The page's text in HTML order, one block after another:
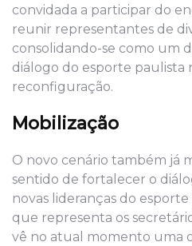
convidada a participar do
reunir representantes de
consolidando-se como um
diálogo do esporte paulista
reconfiguração.
Mobilização
O novo cenário também já
sentido de fortalecer o
novas lideranças do
que representa os
vê no atual momento uma